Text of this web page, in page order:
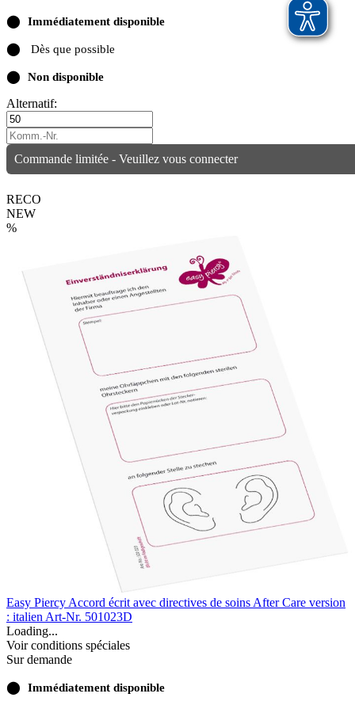
⬤ Immédiatement disponible
⬤ Dès que possible
⬤ Non disponible
Alternatif:
Commande limitée - Veuillez vous connecter
RECO
NEW
%
Easy Piercy Accord écrit avec directives de soins After Care version
: italien Art-Nr. 501023D
Loading...
Voir conditions spéciales
Sur demande
⬤ Immédiatement disponible